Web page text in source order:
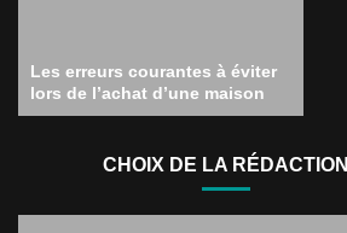
Les erreurs courantes à éviter
lors de l’achat d’une maison
CHOIX DE LA RÉDACTION